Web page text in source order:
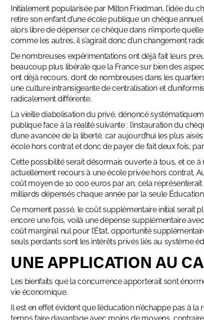
Initialement popularisée par Milton Friedman, l’idée du
retire son enfant d’une école publique un chèque
alors libre de dépenser ce chèque dans n’importe
comme les autres, il s’agirait donc d’un changement
De nombreuses expérimentations ont déjà fait leurs
beaucoup plus libérale que la France sur bien des
ont déjà recours, dont de nombreuses dans les
une culture intransigeante de centralisation et
radicalement différente.
La vieille diabolisation du privé, dénoncé
publique face à la réalité suivante : l’instauration du
d’une avancée de la liberté, car aujourd’hui les plus
école hors contrat et donc de payer de fait deux fois,
Cette possibilité serait désormais ouverte à tous, et ce
actuellement recours à une école privée hors contrat.
coût moyen de 10 000 euros par an, cela
milliards dépensés chaque année par la seule
Ce moment passé, le coût supplémentaire initial serait
encore une fois, voilà une dépense supplémentaire
coût marginal nul pour l’État, opportunité
seuls perdants sont les intérêts privés liés au système
UNE APPLICATION AU
Les bienfaits que la concurrence apporteraitsont
vie économique.
Il est en effet évident que l’éducation n’échappe pas à